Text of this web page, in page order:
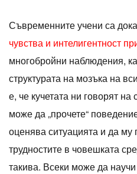
Съвременните учени са
чувства и интелигентност
многобройни наблюдения,
структурата на мозъка на
е, че кучетата ни говорят на
може да „прочете“
оценява ситуацията и да му
трудностите в човешката
такива. Всеки може да